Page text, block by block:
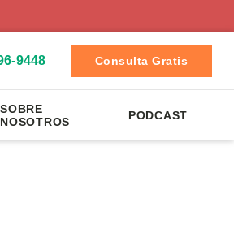
9448 Consulta Gratis
SOBRE
NOSOTROS
PODCAST